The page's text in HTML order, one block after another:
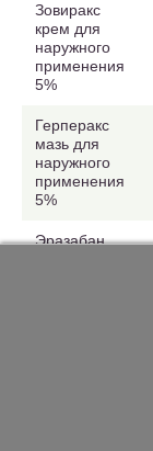
Зовиракс
крем для
наружного
применения
5%
Герперакс
мазь для
наружного
применения
5%
Эразабан